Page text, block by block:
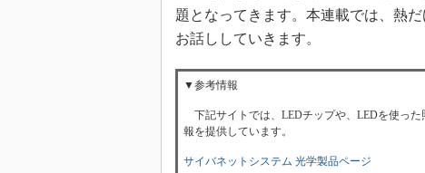
題となってきます。本連載では、熱
お話ししていきます。
▼参考情報
下記サイトでは、LEDチップや、LEDを使っ
報を提供しています。
サイバネットシステム 光学製品ページ